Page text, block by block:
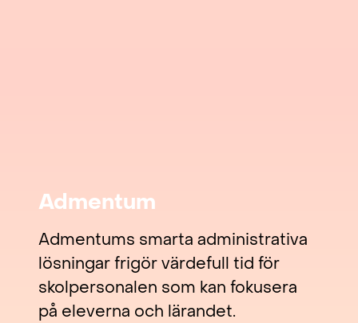
Admentum
Admentums smarta administrativa
lösningar frigör värdefull tid för
skolpersonalen som kan fokusera
på eleverna och lärandet.